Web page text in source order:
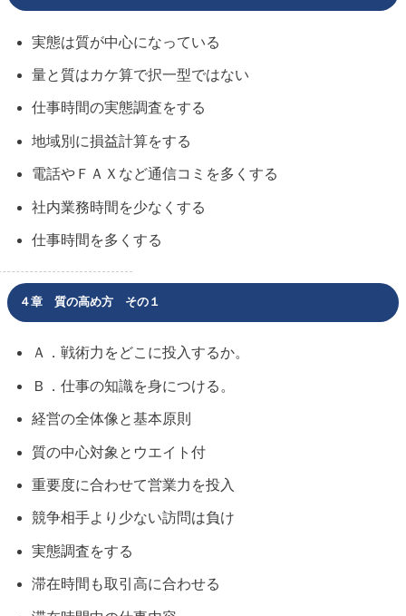
実態は質が中心になっている
量と質はカケ算で択一型ではない
仕事時間の実態調査をする
地域別に損益計算をする
電話やＦＡＸなど通信コミを多くする
社内業務時間を少なくする
仕事時間を多くする
４章 質の高め方 その１
Ａ．戦術力をどこに投入するか。
Ｂ．仕事の知識を身につける。
経営の全体像と基本原則
質の中心対象とウエイト付
重要度に合わせて営業力を投入
競争相手より少ない訪問は負け
実態調査をする
滞在時間も取引高に合わせる